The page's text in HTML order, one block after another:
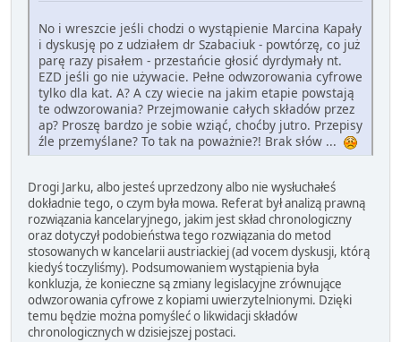
No i wreszcie jeśli chodzi o wystąpienie Marcina Kapały
i dyskusję po z udziałem dr Szabaciuk - powtórzę, co już
parę razy pisałem - przestańcie głosić dyrdymały nt.
EZD jeśli go nie używacie. Pełne odwzorowania cyfrowe
tylko dla kat. A? A czy wiecie na jakim etapie powstają
te odwzorowania? Przejmowanie całych składów przez
ap? Proszę bardzo je sobie wziąć, choćby jutro. Przepisy
źle przemyślane? To tak na poważnie?! Brak słów ...
Drogi Jarku, albo jesteś uprzedzony albo nie wysłuchałeś
dokładnie tego, o czym była mowa. Referat był analizą prawną
rozwiązania kancelaryjnego, jakim jest skład chronologiczny
oraz dotyczył podobieństwa tego rozwiązania do metod
stosowanych w kancelarii austriackiej (ad vocem dyskusji, którą
kiedyś toczyliśmy). Podsumowaniem wystąpienia była
konkluzja, że konieczne są zmiany legislacyjne zrównujące
odwzorowania cyfrowe z kopiami uwierzytelnionymi. Dzięki
temu będzie można pomyśleć o likwidacji składów
chronologicznych w dzisiejszej postaci.